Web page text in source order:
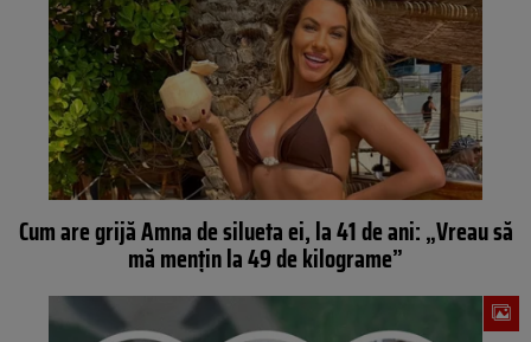
Cum are grijă Amna de silueta ei, la 41 de ani: „Vreau să
mă mențin la 49 de kilograme”